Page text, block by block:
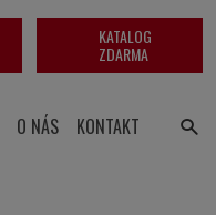
O NÁS KONTAKT
KATALOG
ZDARMA